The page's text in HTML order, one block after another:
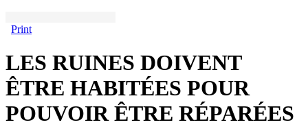
Print
LES RUINES DOIVENT
ÊTRE HABITÉES POUR
POUVOIR ÊTRE RÉPARÉES